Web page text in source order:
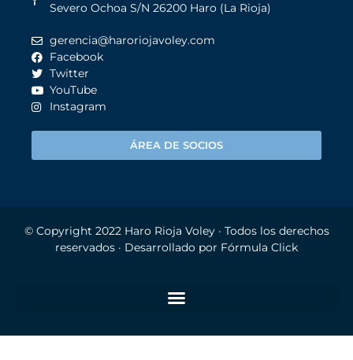
Severo Ochoa S/N 26200 Haro (La Rioja)
gerencia@haroriojavoley.com
Facebook
Twitter
YouTube
Instagram
ÁREA DE SOCIOS
© Copyright 2022 Haro Rioja Voley· Todos los derechos
reservados · Desarrollado por Fórmula Click